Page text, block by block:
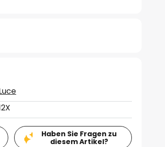
Haben Sie Fragen zu
diesem Artikel?